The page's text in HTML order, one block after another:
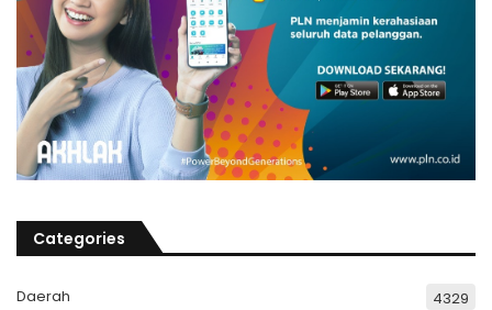
Categories
Daerah 4329